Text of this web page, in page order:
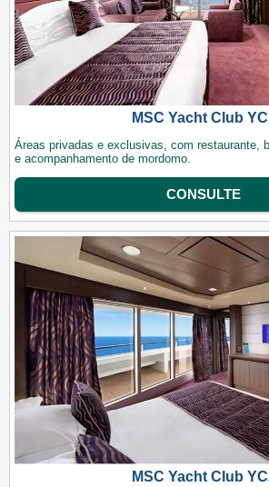
MSC Yacht Club
Áreas privadas e exclusivas, com restaurante,
e acompanhamento de mordomo.
CONSULTE
MSC Yacht Club